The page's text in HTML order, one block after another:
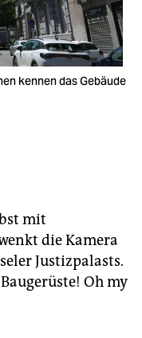
kennen das Gebäude
mit
die Kamera
Justizpalasts.
Oh my